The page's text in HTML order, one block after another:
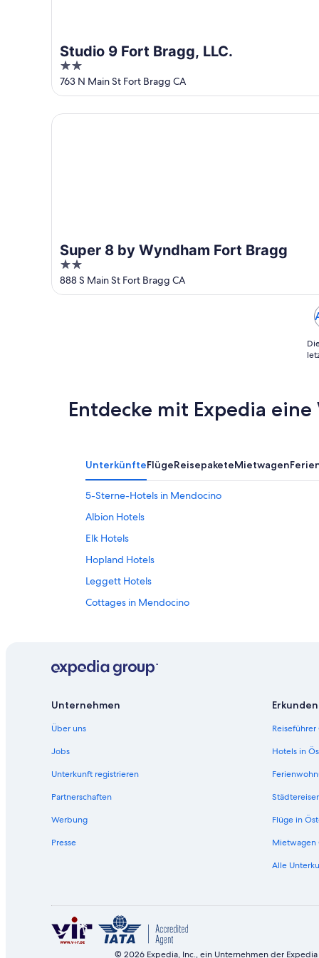
Studio 9 Fort Bragg, LLC.
2
out
of
5
763 N Main St Fort Bragg CA
Super 8 by Wyndham Fort Bragg
2
out
of
888 S Main St Fort Bragg CA
Super 8 by Wyndham Fort Bragg
Entdecke mit Expedia
UnterkünfteFlügeReisepaketeMietwagen
5-Sterne-Hotels in Mendocino
Albion Hotels
Elk Hotels
Hopland Hotels
Leggett Hotels
Cottages in Mendocino
Citizenm Hotels in Pazifikküsten-Highway
Redwood Valley Hotels
Campingplätze in Vichy Springs
Unternehmen
Über uns
Jobs
Unterkunft registrieren
Partnerschaften
Werbung
Presse
Erkunden
Hotels in
Flüge in
Mietwagen
Alle
© 2026 Expedia, Inc., ein Unternehmen der